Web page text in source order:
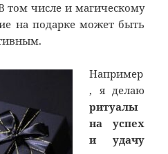
том числе и магическому
на подарке может быть
Например
, я делаю
ритуалы
на успех
и удачу